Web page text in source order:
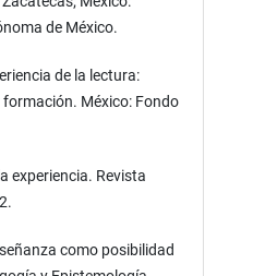
de México.
de la lectura:
México: Fondo
experiencia. Revista
como posibilidad